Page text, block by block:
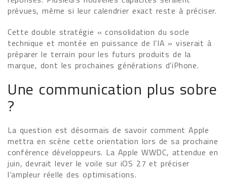
prévues, même si leur calendrier exact reste à préciser.
Cette double stratégie « consolidation du socle
technique et montée en puissance de l’IA » viserait à
préparer le terrain pour les futurs produits de la
marque, dont les prochaines générations d’iPhone.
Une communication plus sobre
?
La question est désormais de savoir comment Apple
mettra en scène cette orientation lors de sa prochaine
conférence développeurs. La Apple WWDC, attendue en
juin, devrait lever le voile sur iOS 27 et préciser
l’ampleur réelle des optimisations.